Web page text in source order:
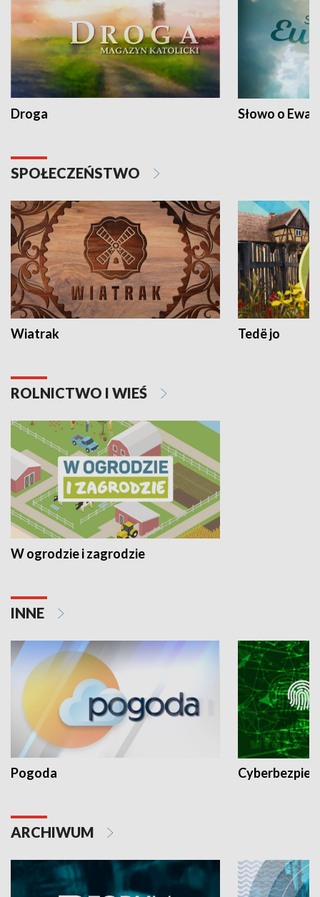
Droga Słowo o
SPOŁECZEŃSTWO
Wiatrak Tedë jo
ROLNICTWO I WIEŚ
W ogrodzie i zagrodzie
INNE
Pogoda
ARCHIWUM